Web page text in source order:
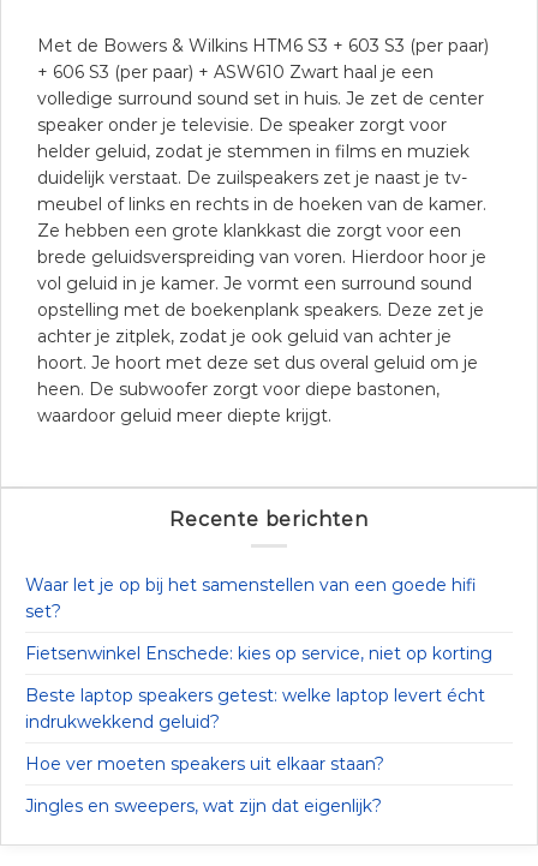
Met de Bowers & Wilkins HTM6 S3 + 603 S3 (per paar)
+ 606 S3 (per paar) + ASW610 Zwart haal je een
volledige surround sound set in huis. Je zet de center
speaker onder je televisie. De speaker zorgt voor
helder geluid, zodat je stemmen in films en muziek
duidelijk verstaat. De zuilspeakers zet je naast je tv-
meubel of links en rechts in de hoeken van de kamer.
Ze hebben een grote klankkast die zorgt voor een
brede geluidsverspreiding van voren. Hierdoor hoor je
vol geluid in je kamer. Je vormt een surround sound
opstelling met de boekenplank speakers. Deze zet je
achter je zitplek, zodat je ook geluid van achter je
hoort. Je hoort met deze set dus overal geluid om je
heen. De subwoofer zorgt voor diepe bastonen,
waardoor geluid meer diepte krijgt.
Recente berichten
Waar let je op bij het samenstellen van een goede hifi
set?
Fietsenwinkel Enschede: kies op service, niet op korting
Beste laptop speakers getest: welke laptop levert écht
indrukwekkend geluid?
Hoe ver moeten speakers uit elkaar staan?
Jingles en sweepers, wat zijn dat eigenlijk?